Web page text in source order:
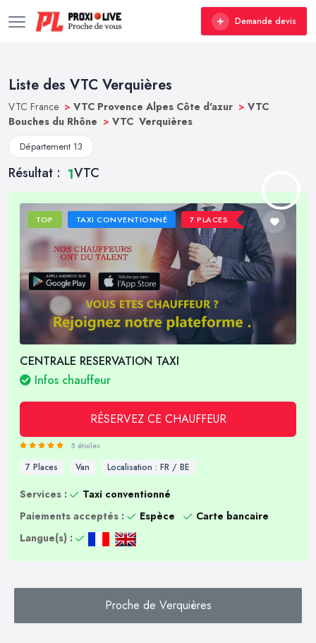
Demande devis
Liste des VTC Verquières
VTC France > VTC Provence Alpes Côte d'azur > VTC
Bouches du Rhône > VTC Verquières
Département 13
Résultat : 1VTC
TOP TAXI CONVENTIONNÉ 7 PLACES
CENTRALE RESERVATION TAXI
Infos chauffeur
RÉSERVEZ CE CHAUFFEUR
5 étoiles
7 Places Van Localisation : FR / BE
Services :
Taxi conventionné
Paiements acceptés :
Espèce
Carte bancaire
Langue(s) :
Proche de Verquières